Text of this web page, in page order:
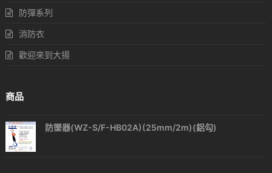
防彈系列
消防衣
歡迎來到大揚
商品
防墜器(WZ-S/F-HB02A)(25mm/2m)(鋁勾)